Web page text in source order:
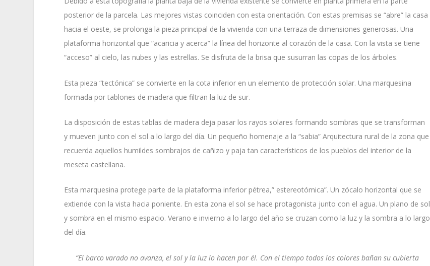
posterior de la parcela. Las mejores vistas coinciden con esta orientación. Con estas premisas se “abre” la casa
hacia el oeste, se prolonga la pieza principal de la vivienda con una terraza de dimensiones generosas. Una
plataforma horizontal que “acaricia y acerca” la línea del horizonte al corazón de la casa. Con la vista se tiene
“acceso” al cielo, las nubes y las estrellas. Se disfruta de la brisa que susurran las copas de los árboles.
Esta pieza “tectónica” se convierte en la cota inferior en un elemento de protección solar. Una marquesina
formada por tablones de madera que filtran la luz de sur.
La disposición de estas tablas de madera deja pasar los rayos solares formando sombras que se transforman
y mueven junto con el sol a lo largo del día. Un pequeño homenaje a la “sabia” Arquitectura rural de la zona que
recuerda aquellos humildes sombrajos de cañizo y paja tan característicos de los pueblos del interior de la
meseta castellana.
Esta marquesina protege parte de la plataforma inferior pétrea,” estereotómica”. Un zócalo horizontal que se
extiende con la vista hacia poniente. En esta zona el sol se hace protagonista junto con el agua. Un plano de sol
y sombra en el mismo espacio. Verano e invierno a lo largo del año se cruzan como la luz y la sombra a lo largo
del día.
“El barco varado no avanza, el sol y la luz lo hacen por él. Con el tiempo todos los colores bañan su cubierta